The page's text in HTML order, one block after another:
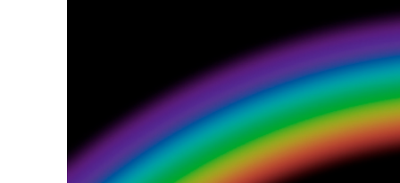
शादी की
मोबाइल